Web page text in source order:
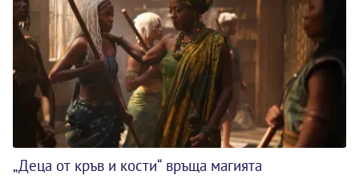
„Деца от кръв и кости“ връща магията